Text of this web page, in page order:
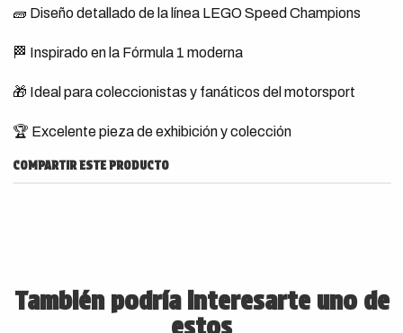
🧱 Diseño detallado de la línea LEGO Speed Champions
🏁 Inspirado en la Fórmula 1 moderna
🎁 Ideal para coleccionistas y fanáticos del motorsport
🏆 Excelente pieza de exhibición y colección
COMPARTIR ESTE PRODUCTO
También podría interesarte uno de
estos